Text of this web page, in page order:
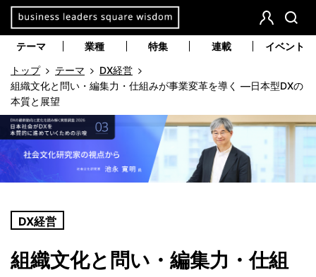
会
検
テーマ 業種 特集 連載 イベント
トップ テーマ
DX経営
組織文化と問い・編集力・仕組みが事業変革を導く ―日本型DXの
本質と展望
組織文化と問い・編集力・仕組
DX経営